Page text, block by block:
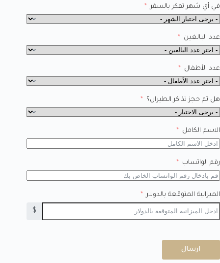
في أي شهر تفكر بالسفر
عدد البالغين
عدد الأطفال
هل تم حجز تذاكر الطيران؟
الاسم الكامل
رقم الواتساب
الميزانية المتوقعة بالدولار
$
ارسال